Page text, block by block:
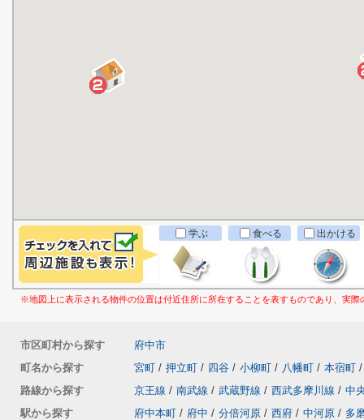
学ぶ 食べる 出かける
※地図上に表示される物件の位置は付近住所に所在することを表すものであり、実
市区町村から探す
府中市
町名から探す
宮町 / 押立町 / 四谷 / 小柳町 / 八幡町 / 本宿町 /
路線から探す
京王線 / 南武線 / 武蔵野線 / 西武多摩川線 / 中
駅から探す
府中本町 / 府中 / 分倍河原 / 西府 / 中河原 / 多